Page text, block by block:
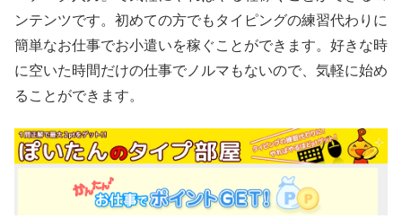
ンテンツです。初めての方でもタイピングの練習代わりに
簡単なお仕事でお小遣いを稼ぐことができます。好きな時
に空いた時間だけの仕事でノルマもないので、気軽に始め
ることができます。